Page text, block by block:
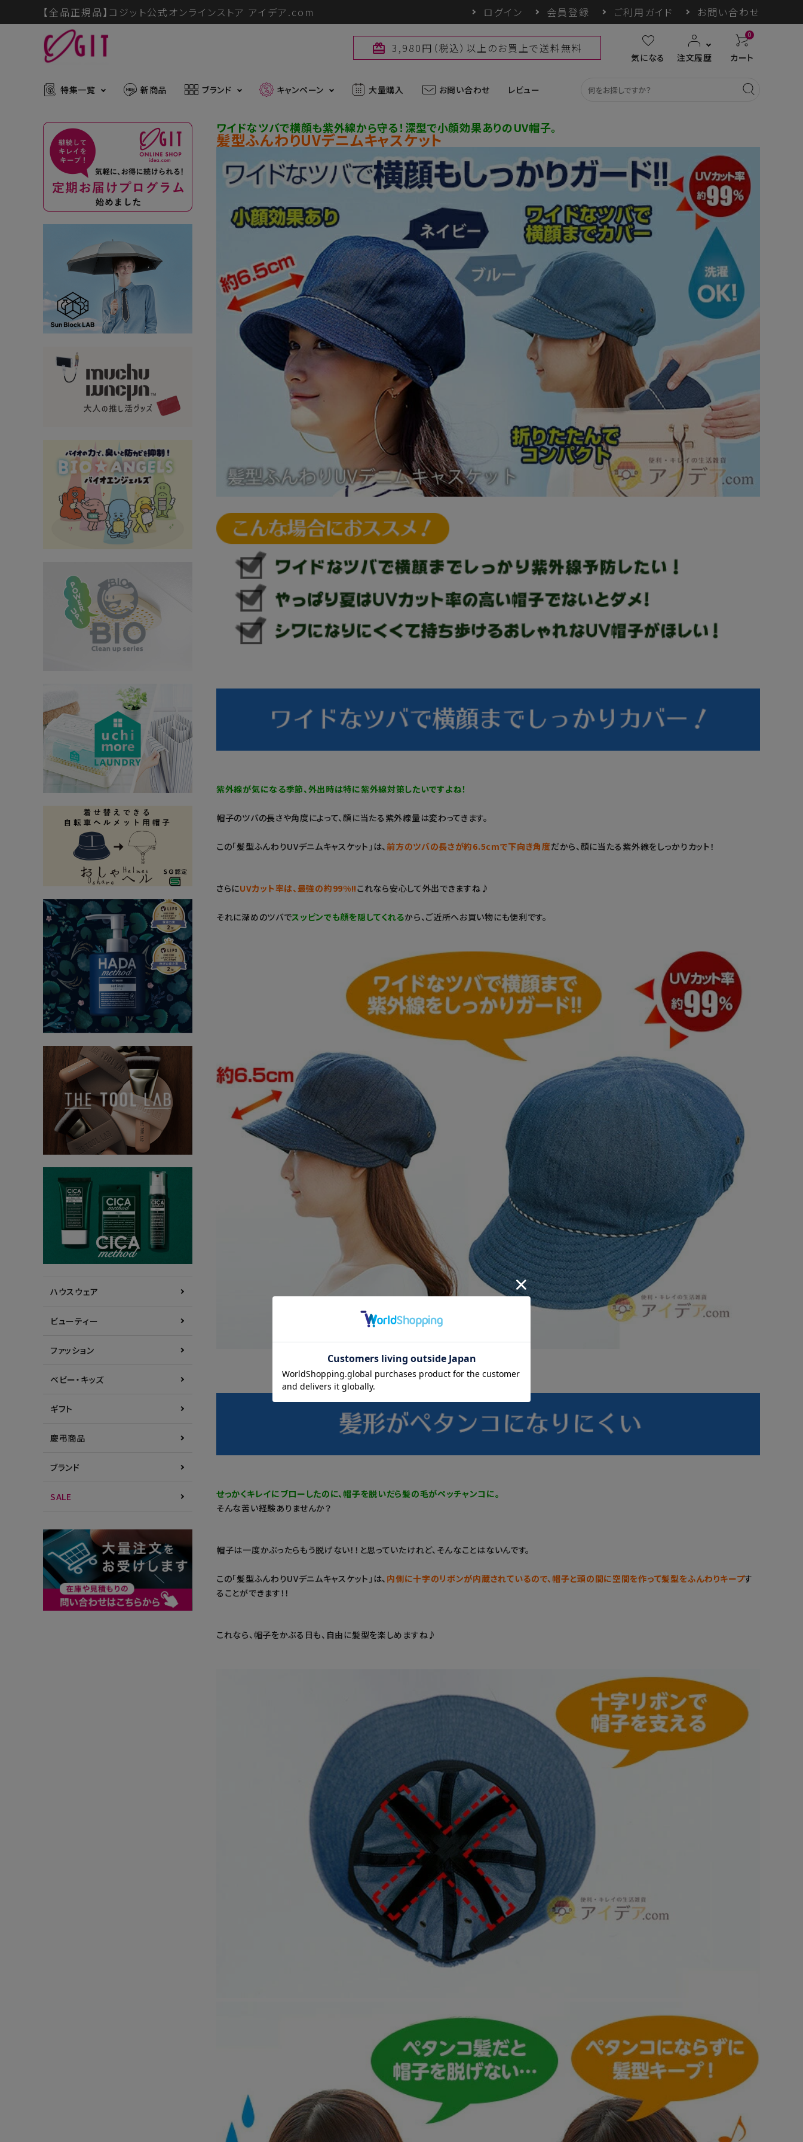
【全品正規品】コジット公式オンラインストア アイデア.com ログイン 会員登録 ご利用ガイド お問い合わせ
card_giftcard 3,980円（税込）以上のお買上で送料無料
気になる 注文履歴
0
カート
特集一覧
メディア掲載アイテム 暑さ・紫外線対策グッズ ブランド一覧 カテゴリ一覧
推し活グッズ 掃除グッズ アウトドアグッズ 収納グッズ
ヘアケアグッズ ギフト
大量購入・法人
新商品 ブランド
muchu muchu Sun Block LAB パワーバイオ uchimore COGIT防災 THE TOOL LAB
キャンペーン 大量購入 お問い合わせ レビュー
ACCOUNT MENU
ようこそ ゲスト 様
暑さ・紫外線対策グッズ
ボディメイクグッズ
アウトドア・トラベル
ご利用ガイド
プライバシーポリシー
特定商取引法について
会社概要
お問い合わせ
ハウスウェア
ビューティー
ファッション
ベビー・キッズ
ギフト
慶弔商品
ブランド
SALE
ワイドなツバで横顔も紫外線から守る！深型で小顔効果ありのUV帽子。
髪型ふんわりUVデニムキャスケット
紫外線が気になる季節、外出時は特に紫外線対策したいですよね！
帽子のツバの長さや角度によって、顔に当たる紫外線量は変わってきます。
この「髪型ふんわりUVデニムキャスケット」は、 前方のツバの長さが約6.5cmで下向き角度だから、顔に当たる紫外線をしっかりカット！
さらにUVカット率は、最強の約99%!!これなら安心して外出できますね♪
それに深めのツバでスッピンでも顔を隠してくれるから、ご近所へお買い物にも便利です。
せっかくキレイにブローしたのに、帽子を脱いだら髪の毛がペッチャンコに。
そんな苦い経験ありませんか？
帽子は一度かぶったらもう脱げない！！と思っていたけれど、そんなことはないんです。
この「髪型ふんわりUVデニムキャスケット」は、 内側に十字のリボンが内蔵されているので、帽子と頭の間に空間を作って髪型をふんわりキープす
ることができます！！
これなら、帽子をかぶる日も、自由に髪型を楽しめますね♪